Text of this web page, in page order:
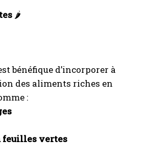
🌶️
bénéfique d’incorporer à
des aliments riches en
:
feuilles vertes